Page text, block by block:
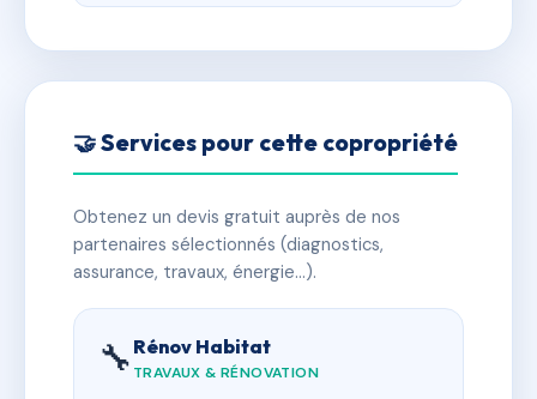
🤝 Services pour cette copropriété
Obtenez un devis gratuit auprès de nos
partenaires sélectionnés (diagnostics,
assurance, travaux, énergie…).
🔧 Rénov Habitat
TRAVAUX & RÉNOVATION